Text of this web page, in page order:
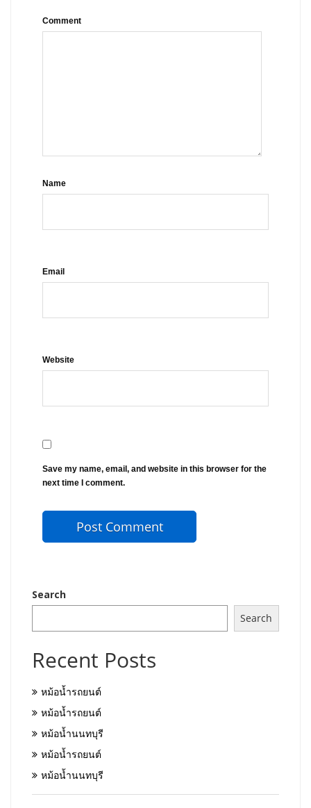
Comment
Name
Email
Website
Save my name, email, and website in this browser for the
next time I comment.
Search
Search
Recent Posts
หม้อน้ำรถยนต์
หม้อน้ำรถยนต์
หม้อน้ำนนทบุรี
หม้อน้ำรถยนต์
หม้อน้ำนนทบุรี